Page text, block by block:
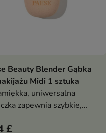
Pokaż szczegóły
Beauty Blender Gąbka
Midi 1 sztuka
uniwersalna
zapewnia szybkie,
makijażu —
£